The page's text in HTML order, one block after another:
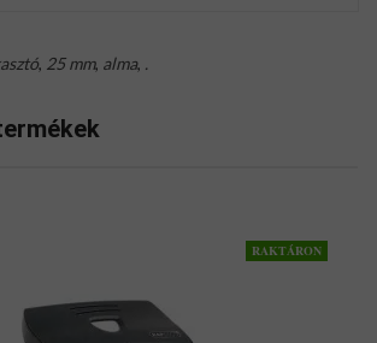
, 25 mm, alma, .
RAKTÁRON